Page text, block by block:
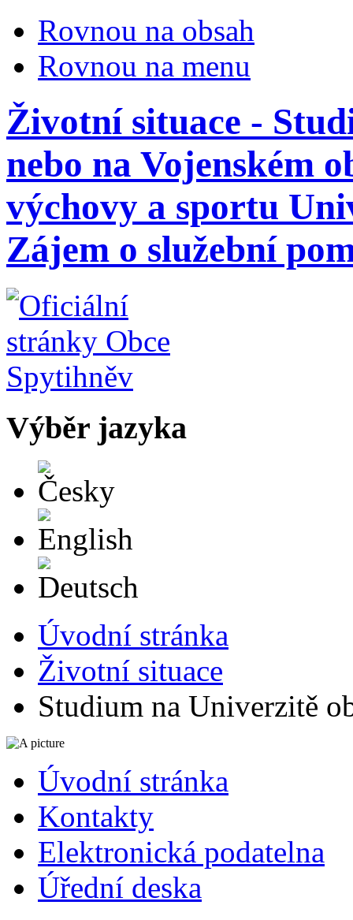
Rovnou na obsah
Rovnou na menu
Životní situace -
nebo na Vojenském
výchovy a sportu
Zájem o služební
Výběr jazyka
Úvodní stránka
Životní situace
Studium na Univerzitě
Úvodní stránka
Kontakty
Elektronická podatelna
Úřední deska